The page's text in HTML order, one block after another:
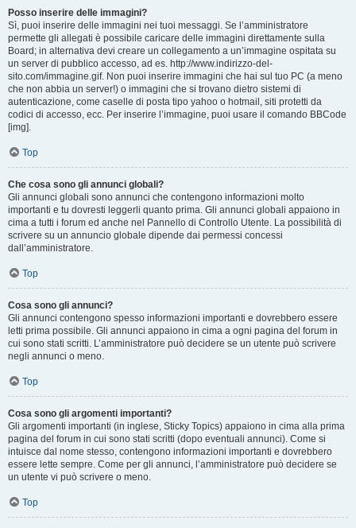
Posso inserire delle immagini?
Sì, puoi inserire delle immagini nei tuoi messaggi. Se l’amministratore
permette gli allegati è possibile caricare delle immagini direttamente sulla
Board; in alternativa devi creare un collegamento a un’immagine ospitata su
un server di pubblico accesso, ad es. http://www.indirizzo-del-
sito.com/immagine.gif. Non puoi inserire immagini che hai sul tuo PC (a meno
che non abbia un server!) o immagini che si trovano dietro sistemi di
autenticazione, come caselle di posta tipo yahoo o hotmail, siti protetti da
codici di accesso, ecc. Per inserire l’immagine, puoi usare il comando BBCode
[img].
Top
Che cosa sono gli annunci globali?
Gli annunci globali sono annunci che contengono informazioni molto
importanti e tu dovresti leggerli quanto prima. Gli annunci globali appaiono in
cima a tutti i forum ed anche nel Pannello di Controllo Utente. La possibilità di
scrivere su un annuncio globale dipende dai permessi concessi
dall’amministratore.
Top
Cosa sono gli annunci?
Gli annunci contengono spesso informazioni importanti e dovrebbero essere
letti prima possibile. Gli annunci appaiono in cima a ogni pagina del forum in
cui sono stati scritti. L’amministratore può decidere se un utente può scrivere
negli annunci o meno.
Top
Cosa sono gli argomenti importanti?
Gli argomenti importanti (in inglese, Sticky Topics) appaiono in cima alla prima
pagina del forum in cui sono stati scritti (dopo eventuali annunci). Come si
intuisce dal nome stesso, contengono informazioni importanti e dovrebbero
essere lette sempre. Come per gli annunci, l’amministratore può decidere se
un utente vi può scrivere o meno.
Top